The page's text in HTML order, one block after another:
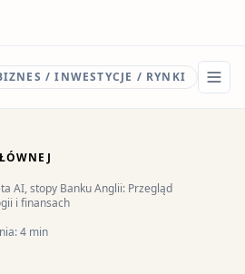
/ INWESTYCJE / RYNKI
AI, stopy Banku Anglii: Przegląd
i finansach
4 min